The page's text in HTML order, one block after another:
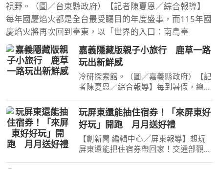
視野。（圖／台東縣政府）【記者陳夏恩／綜合報導】
每年國慶焰火都是全台最受矚目的年度盛事，而115年國
慶焰火將再次回到臺東，以「世界的入口：南島臺
嘉義隱藏版親子小旅行 鹿草一路
玩出新鮮感
冷研探索館。（圖／嘉義縣政府）【記
者陳夏恩／綜合報導】每到暑假，總想
鮮旅程嗎？嘉義縣鹿草鄉就是一個容易
被忽略，卻藏著滿滿驚喜的小地方。從
揭開二氧化碳的神祕面
玩屏東還能抽住宿券！「來屏東好
好玩」開跑 月月送好禮
【創新聞 編輯中心／屏東報導】想玩
屏東還能把住宿券帶回家！交通部觀光